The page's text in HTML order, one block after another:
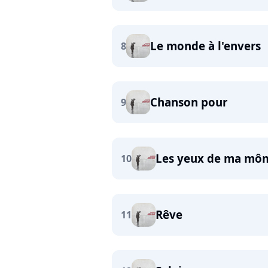
8 Le monde à l'envers
9 Chanson pour
10 Les yeux de ma
11 Rêve